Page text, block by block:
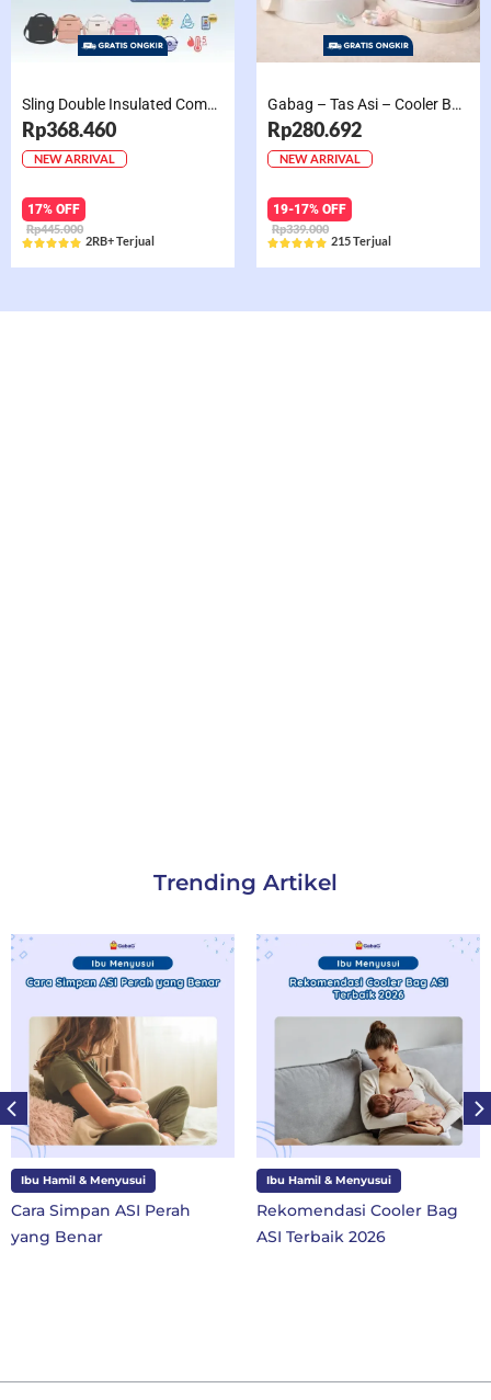
Sling Double Insulated Compartment Cappucino Black, Creamy, Salem, Chocolate
Rp368.460
NEW ARRIVAL
17% OFF
Rp445.000
 Rated
2RB+ Terjual
Gabag – Tas Asi – Cooler Bag Sling Single Compartment Mint Grape Bubble
Rp280.692
NEW ARRIVAL
19-17% OFF
Rp339.000
 Rated
215 Terjual
Trending Artikel
Ibu Hamil & Menyusui
Rekomendasi Cooler Bag
ASI Terbaik 2026
Ibu dan Anak
10 Perlengkapan
SD Kelas 1 di